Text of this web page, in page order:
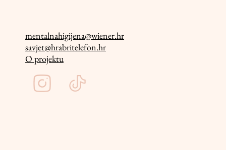
mentalnahigijena@wiener.hr
savjet@hrabritelefon.hr
O projektu